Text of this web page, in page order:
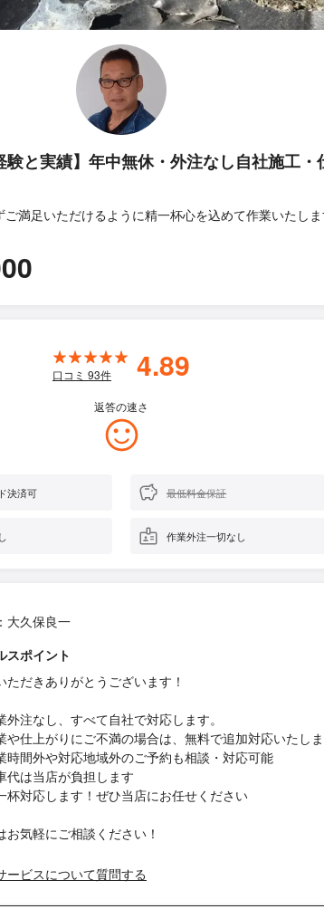
験と実績】年中無休・外注なし自社施工・
満足いただけるように精一杯心を込めて作業いたし
口コミ 93件 4.89
返答の速さ
決済可 最低料金保証
作業外注一切なし
大久保良一
スポイント
ただきありがとうございます！
注なし、すべて自社で対応します。
仕上がりにご不満の場合は、無料で追加対応いたし
間外や対応地域外のご予約も相談・対応可能
は当店が負担します
対応します！ぜひ当店にお任せください
お気軽にご相談ください！
ービスについて質問する